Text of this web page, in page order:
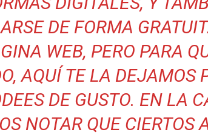
DE FORMA
WEB, PERO PARA
AQUÍ TE LA DEJAMOS
DE GUSTO. EN LA
NOTAR QUE CIERTOS